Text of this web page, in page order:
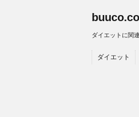
ダイエットに関
ダイエット